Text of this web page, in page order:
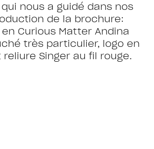
nous a guidé dans nos
de la brochure:
Curious Matter Andina
très particulier, logo en
Singer au fil rouge.